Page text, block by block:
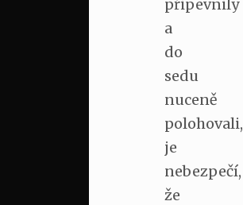
připevnily
a
do
sedu
nuceně
polohovali,
je
nebezpečí,
že